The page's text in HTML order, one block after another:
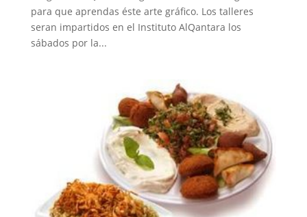
para que aprendas éste arte gráfico. Los talleres
seran impartidos en el Instituto AlQantara los
sábados por la...